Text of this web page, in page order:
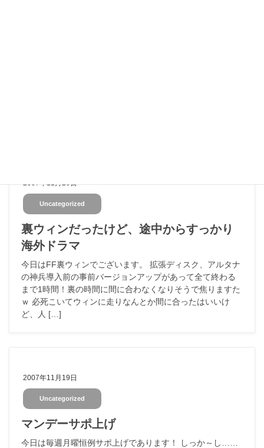
2007年11月20日
Uncategorized
裏ウィンだったけど、途中からすっかり
海外ドラマ
今日はFF裏ウィンでございます。 拡張ディスク、アルタナ
の神兵導入前の事前バージョンアップがあって全て終わる
まで1時間！裏の時間に間に合わなくなりそうで焦りますた
ｗ 必死こいてウィンに走りなんとか間に合ったはいいけ
ど、人 […]
2007年11月19日
Uncategorized
マンデーサポ上げ
今日は毎週月曜恒例サポ上げであります！ しっか～し……